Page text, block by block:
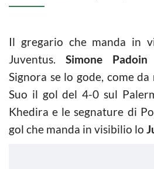
Il gregario che manda in
Juventus. Simone Padoin
Signora se lo gode, come
Suo il gol del 4-0 sul
Khedira e le segnature di
gol che manda in visibilio lo